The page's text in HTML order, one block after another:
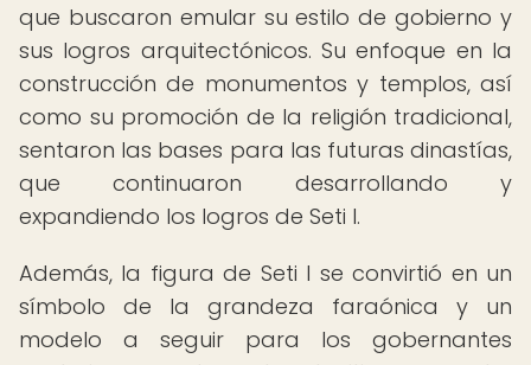
que buscaron emular su estilo de gobierno y
sus logros arquitectónicos. Su enfoque en la
construcción de monumentos y templos, así
como su promoción de la religión tradicional,
sentaron las bases para las futuras dinastías,
que continuaron desarrollando y
expandiendo los logros de Seti I.
Además, la figura de Seti I se convirtió en un
símbolo de la grandeza faraónica y un
modelo a seguir para los gobernantes